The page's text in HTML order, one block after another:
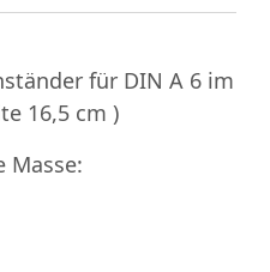
für DIN A 6 im
16,5 cm )
Masse: